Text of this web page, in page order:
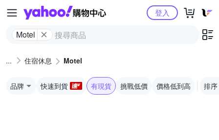
Yahoo購物中心
Motel
登入
住宿休息 Motel
品牌 快速到貨 有現貨 挑戰低價 價格低到高 排序